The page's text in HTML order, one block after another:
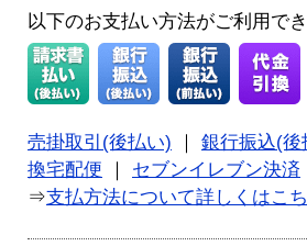
以下のお支払い方法がご利用で
売掛取引(後払い)
銀行振込(後
換宅配便
セブンイレブン決済
⇒支払方法について詳しくはこ